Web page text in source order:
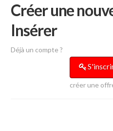
Créer une
Insérer
Déjà un compte ?
créer une